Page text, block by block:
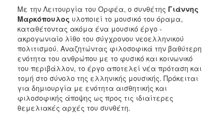
Με την Λειτουργία του Ορφέα, ο συνθέτης Γιάννης
Μαρκόπουλος υλοποιεί το μουσικό του όραμα,
καταθέτοντας ακόμα ένα μουσικό έργο -
ακρογωνιαίο λίθο του σύγχρονου νεοελληνικού
πολιτισμού. Αναζητώντας φιλοσοφικά την βαθύτερη
ενότητα του ανθρώπου με το φυσικό και κοινωνικό
του περιβάλλον, το έργο αποτελεί νέα πρόταση και
τομή στο σύνολο της ελληνικής μουσικής. Πρόκειται
για δημιουργία με ενότητα αισθητικής και
φιλοσοφικής άποψης ως προς τις ιδιαίτερες
θεμελιακές αρχές του συνθέτη.